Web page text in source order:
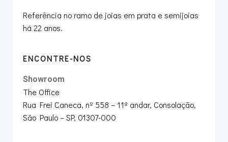
Referência no ramo de joias em prata e semijoias
há 22 anos.
ENCONTRE-NOS
Showroom
The Office
Rua Frei Caneca, nº 558 – 11º andar, Consolação,
São Paulo – SP, 01307-000